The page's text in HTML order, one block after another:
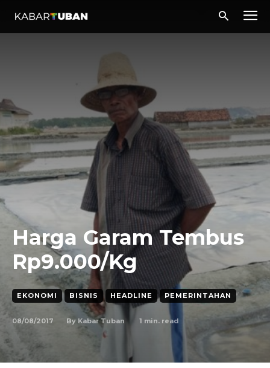
Harga Garam Tembus
Rp9.000/Kg
EKONOMI BISNIS HEADLINE PEMERINTAHAN
08/08/2017 By Kabar Tuban 1 min. read